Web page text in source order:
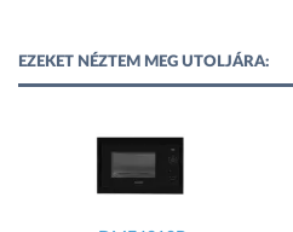
EZEKET NÉZTEM MEG UTOLJÁRA: